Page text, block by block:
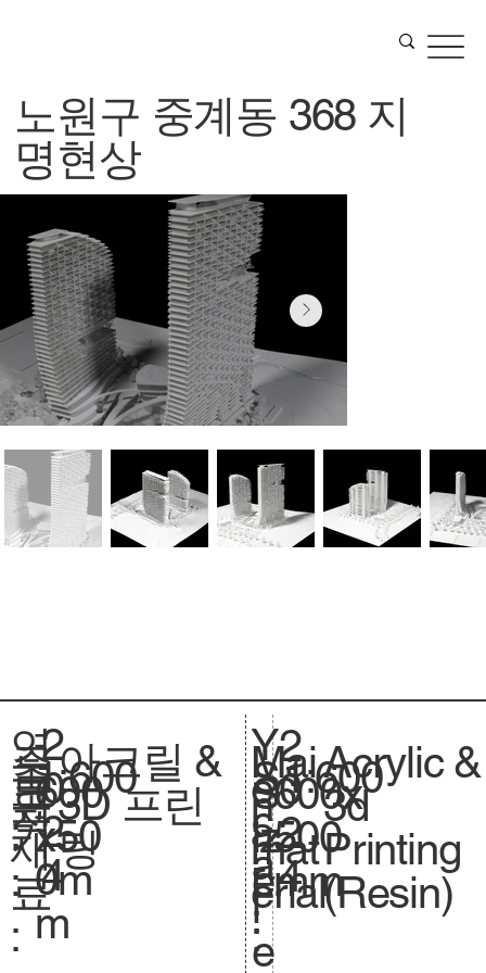
노원구 중계동 368 지
명현상
연
도
:
2
0
2
4
주
요
재
료
:
축
척
.
아크릴 &
3D 프린
팅
1:600
크
기
.
600
x50
0m
m
Y
e
a
r
:
Mai
n
mat
erial
:
S
c
a
l
e
S
iz
e.
2
0
2
4
1:600
600x
500
mm
Acrylic &
3d
Printing
(Resin)